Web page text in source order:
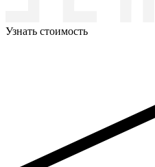
Узнать стоимость